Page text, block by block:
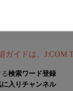
ガイドは、J:COM
る検索ワード登録
に入りチャンネル